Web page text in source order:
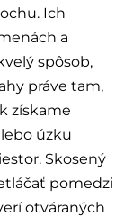
Ich
a
spôsob,
práve tam,
získame
úzku
Skosený
pomedzi
otváraných